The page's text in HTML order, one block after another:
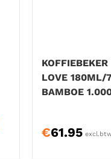
LOVE 180ML/
BAMBOE
€61.95